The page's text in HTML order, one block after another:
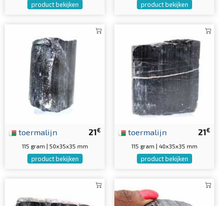
product bekijken product bekijken
21€
toermalijn
115 gram | 50x35x35 mm
product bekijken
21€
toermalijn
115 gram | 40x35x35 mm
product bekijken